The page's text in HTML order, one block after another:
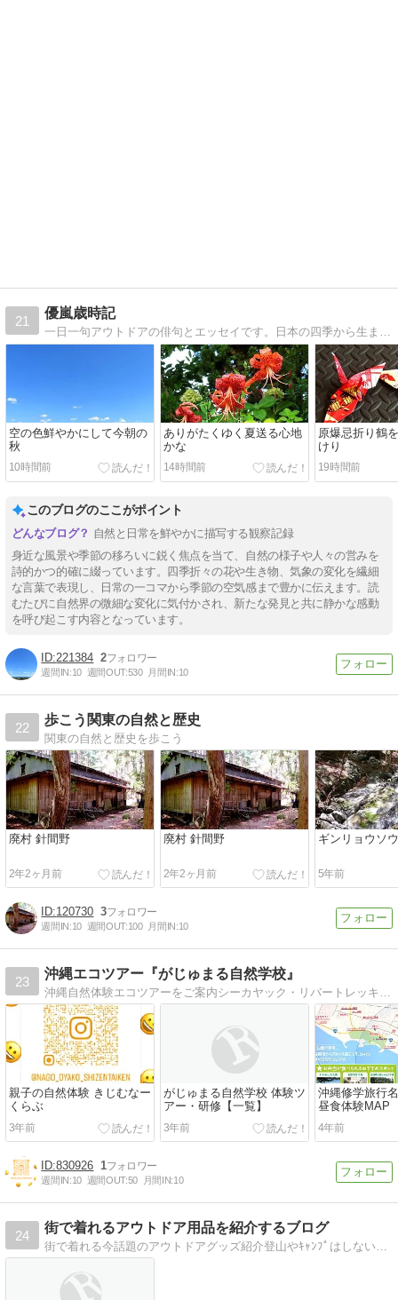
21
優嵐歳時記
空の色鮮やかにして今朝の
秋
10時間前
ありがたくゆく夏送る心地
かな
14時間前
原爆忌折り鶴
けり
19時間前
このブログのここがポイント
自然と日常を鮮やかに描写する観察記録
身近な風景や季節の移ろいに鋭く焦点を当て、自然の様子や人々の営みを
詩的かつ的確に綴っています。四季折々の花や生き物、気象の変化を繊細
な言葉で表現し、日常の一コマから季節の空気感まで豊かに伝えます。読
むたびに自然界の微細な変化に気付かされ、新たな発見と共に静かな感動
を呼び起こす内容となっています。
221384 2
週間IN:10 週間OUT:530 月間IN:10
22
歩こう関東の自然と歴史
関東の自然と歴史を歩こう
廃村 針間野
2年2ヶ月前
廃村 針間野
2年2ヶ月前
ギンリョウソウ
5年前
120730 3
週間IN:10 週間OUT:100 月間IN:10
23
沖縄エコツアー『がじゅまる自然学校』
親子の自然体験 きじむなー
くらぶ
3年前
がじゅまる自然学校 体験ツ
アー・研修【一覧】
3年前
沖縄修学旅行
昼食体験MAP
4年前
830926 1
週間IN:10 週間OUT:50 月間IN:10
24
街で着れるアウトドア用品を紹介するブログ